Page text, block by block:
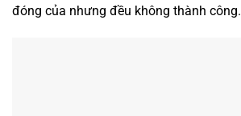
đóng của nhưng đều không thành công.